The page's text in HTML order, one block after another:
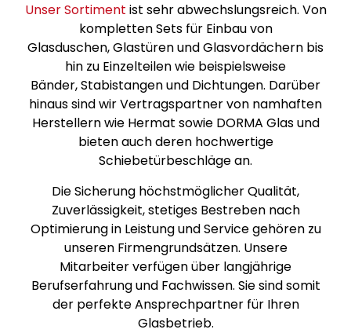
Unser Sortiment ist sehr abwechslungsreich. Von
kompletten Sets für Einbau von
Glasduschen, Glastüren und Glasvordächern bis
hin zu Einzelteilen wie beispielsweise
Bänder, Stabistangen und Dichtungen. Darüber
hinaus sind wir Vertragspartner von namhaften
Herstellern wie Hermat sowie DORMA Glas und
bieten auch deren hochwertige
Schiebetürbeschläge an.
Die Sicherung höchstmöglicher Qualität,
Zuverlässigkeit, stetiges Bestreben nach
Optimierung in Leistung und Service gehören zu
unseren Firmengrundsätzen. Unsere
Mitarbeiter verfügen über langjährige
Berufserfahrung und Fachwissen. Sie sind somit
der perfekte Ansprechpartner für Ihren
Glasbetrieb.